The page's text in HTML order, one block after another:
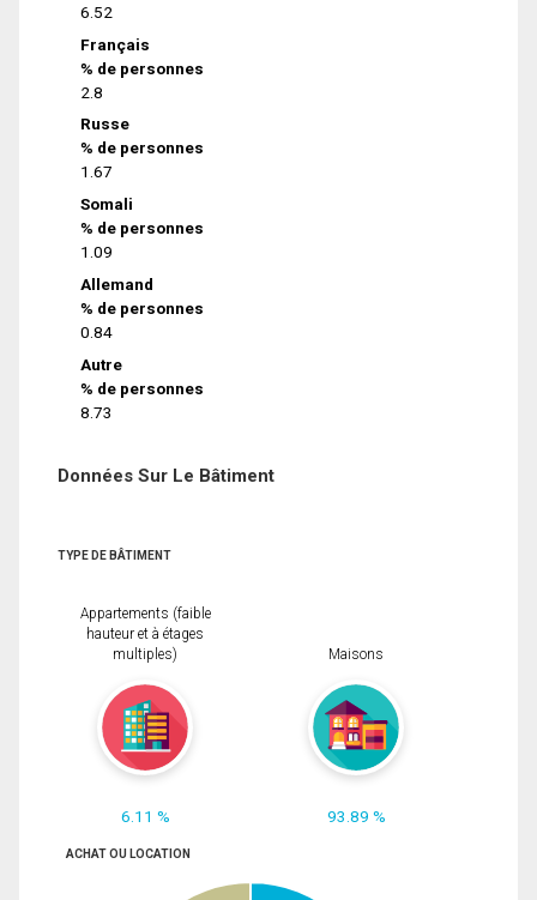
6.52
Français
% de personnes
2.8
Russe
% de personnes
1.67
Somali
% de personnes
1.09
Allemand
% de personnes
0.84
Autre
% de personnes
8.73
Données Sur Le Bâtiment
TYPE DE BÂTIMENT
Appartements (faible
hauteur et à étages
multiples)
6.11 %
Maisons
93.89 %
ACHAT OU LOCATION